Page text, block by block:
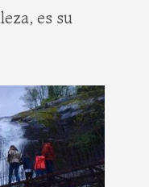
es su